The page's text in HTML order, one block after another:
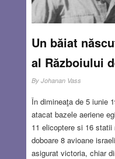
Un băiat
al Războiului
By Johanan Vass
În dimineaţa de 5 iunie
atacat bazele aeriene
11 elicoptere si 16
doboare 8 avioane
asigurat victoria, chiar